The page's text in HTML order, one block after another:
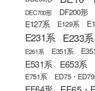
DEC700形 DF200形
E127系 E129系
E231系 E233系
E261系 E351系
E531系 E653系
E751系 ED75・